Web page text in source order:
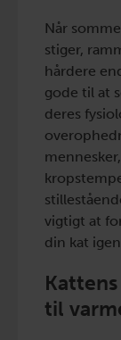
Når
stiger,
hårdere
gode til at
deres
vigtigt at
din kat
til